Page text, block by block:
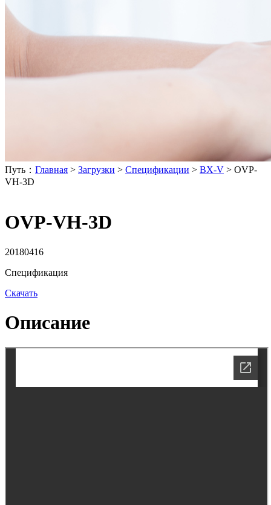
Путь： Главная > Загрузки > Спецификации > BX-V > OVP-
VH-3D
OVP-VH-3D
20180416
Спецификация
Скачать
Описание